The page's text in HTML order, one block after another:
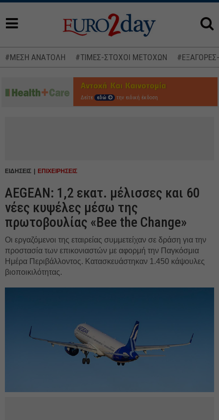
#ΜΕΣΗ ΑΝΑΤΟΛΗ #ΤΙΜΕΣ-ΣΤΟΧΟΙ ΜΕΤΟΧΩΝ
Δείτε εδώ την ειδική έκδοση
ΕΙΔΗΣΕΙΣ ΕΠΙΧΕΙΡΗΣΕΙΣ
AEGEAN: 1,2 εκατ. μέλισσες και 60
νέες κυψέλες μέσω της
πρωτοβουλίας «Bee the Change»
Οι εργαζόμενοι της εταιρείας συμμετείχαν σε δράση για την
προστασία των επικονιαστών με αφορμή την Παγκόσμια
Ημέρα Περιβάλλοντος. Κατασκευάστηκαν 1.450 κάψουλες
βιοποικιλότητας.